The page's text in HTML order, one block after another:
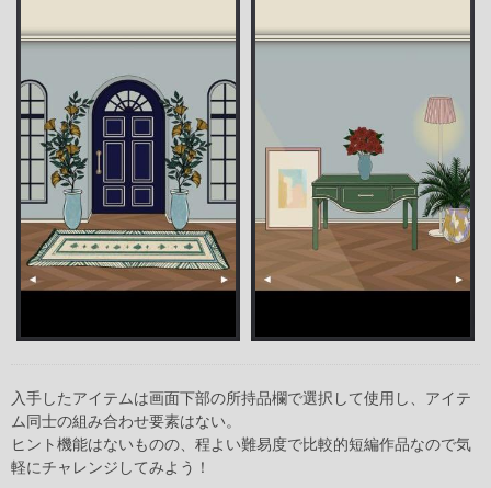
入手したアイテムは画面下部の所持品欄で選択して使用し、アイテ
ム同士の組み合わせ要素はない。
ヒント機能はないものの、程よい難易度で比較的短編作品なので気
軽にチャレンジしてみよう！